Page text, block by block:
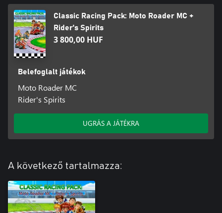
Classic Racing Pack: Moto Roader MC +
Rider's Spirits
3 800,00 HUF
Belefoglalt játékok
Moto Roader MC
Rider's Spirits
UGRÁS A JÁTÉKRA
A következő tartalmazza: